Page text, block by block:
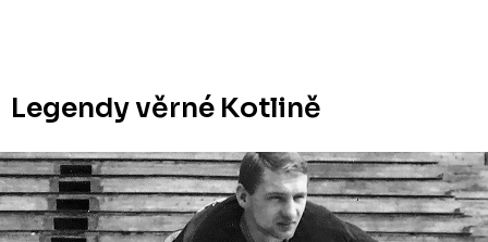
Legendy věrné Kotlině